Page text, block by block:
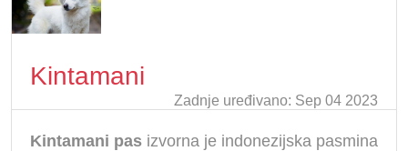
Kintamani
Zadnje uređivano: Sep 04 2023
Kintamani pas izvorna je indonezijska pasmina